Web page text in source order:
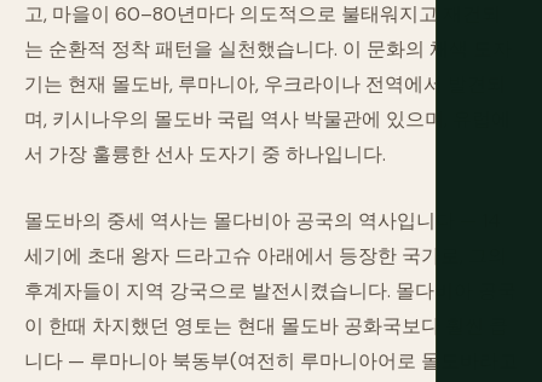
고, 마을이 60–80년마다 의도적으로 불태워지고 재건되
는 순환적 정착 패턴을 실천했습니다. 이 문화의 채색 도자
기는 현재 몰도바, 루마니아, 우크라이나 전역에서 발견되
며, 키시나우의 몰도바 국립 역사 박물관에 있으며, 유럽에
서 가장 훌륭한 선사 도자기 중 하나입니다.
몰도바의 중세 역사는 몰다비아 공국의 역사입니다 — 14
세기에 초대 왕자 드라고슈 아래에서 등장한 국가로, 그의
후계자들이 지역 강국으로 발전시켰습니다. 몰다비아 공국
이 한때 차지했던 영토는 현대 몰도바 공화국보다 훨씬 큽
니다 — 루마니아 북동부(여전히 루마니아어로 몰도바라고